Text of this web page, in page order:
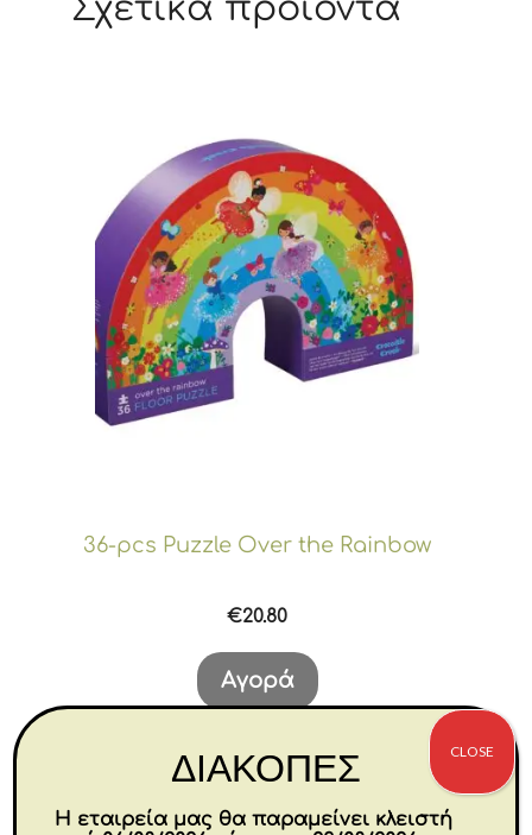
Σχετικά προϊόντα
36-pcs Puzzle Over the Rainbow
€20.80
Αγορά
ΔΙΑΚΟΠΕΣ
Η εταιρεία μας θα παραμείνει κλειστή
CLOSE